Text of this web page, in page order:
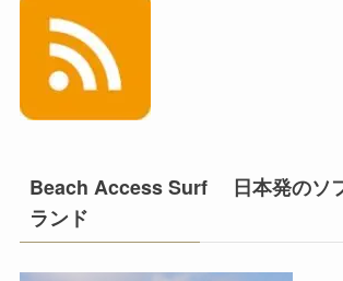
Beach Access Surf 日本発のソ
ランド